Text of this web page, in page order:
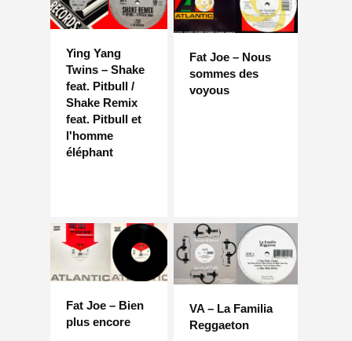
Ying Yang
Twins – Shake
feat. Pitbull /
Shake Remix
feat. Pitbull et
l'homme
éléphant
Fat Joe – Nous
sommes des
voyous
Fat Joe – Bien
plus encore
VA – La Familia
Reggaeton